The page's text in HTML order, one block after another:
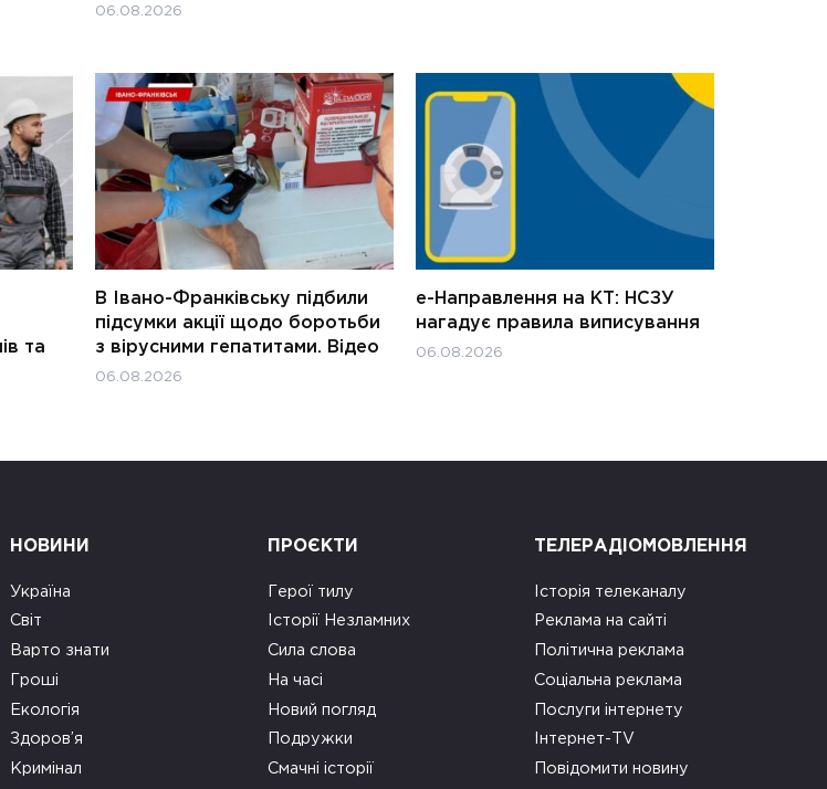
06.08.2026
та
В Івано-Франківську підбили
підсумки акції щодо боротьби
з вірусними гепатитами. Відео
06.08.2026
е-Направлення на КТ: НСЗУ
нагадує правила виписування
06.08.2026
НОВИНИ
Україна
Світ
Варто знати
Гроші
Екологія
Здоров’я
Кримінал
ПРОЄКТИ
Герої тилу
Історії Незламних
Сила слова
На часі
Новий погляд
Подружки
Смачні історії
ТЕЛЕРАДІОМОВЛЕННЯ
Історія телеканалу
Реклама на сайті
Політична реклама
Соціальна реклама
Послуги інтернету
Інтернет-TV
Повідомити новину